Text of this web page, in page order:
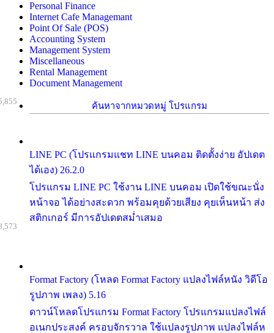
Personal Finance
Internet Cafe Managemant
Point Of Sale (POS)
Accounting System
Management System
Miscellaneous
Rental Management
Document Management
ค้นหาจากหมวดหมู่ โปรแกรม
LINE PC (โปรแกรมแชท LINE บนคอม ติดตั้งง่าย อัปเดต
ได้เอง) 26.2.0
โปรแกรม LINE PC ใช้งาน LINE บนคอม เปิดใช้ขณะนั่ง
หน้าจอ ได้อย่างสะดวก พร้อมคุยด้วยเสียง คุยเห็นหน้า ส่ง
สติกเกอร์ มีการอัปเดตสม่ำเสมอ
Format Factory (โหลด Format Factory แปลงไฟล์หนัง วิดีโอ
รูปภาพ เพลง) 5.16
ดาวน์โหลดโปรแกรม Format Factory โปรแกรมแปลงไฟล์
อเนกประสงค์ ครอบจักรวาล ใช้แปลงรูปภาพ แปลงไฟล์ห